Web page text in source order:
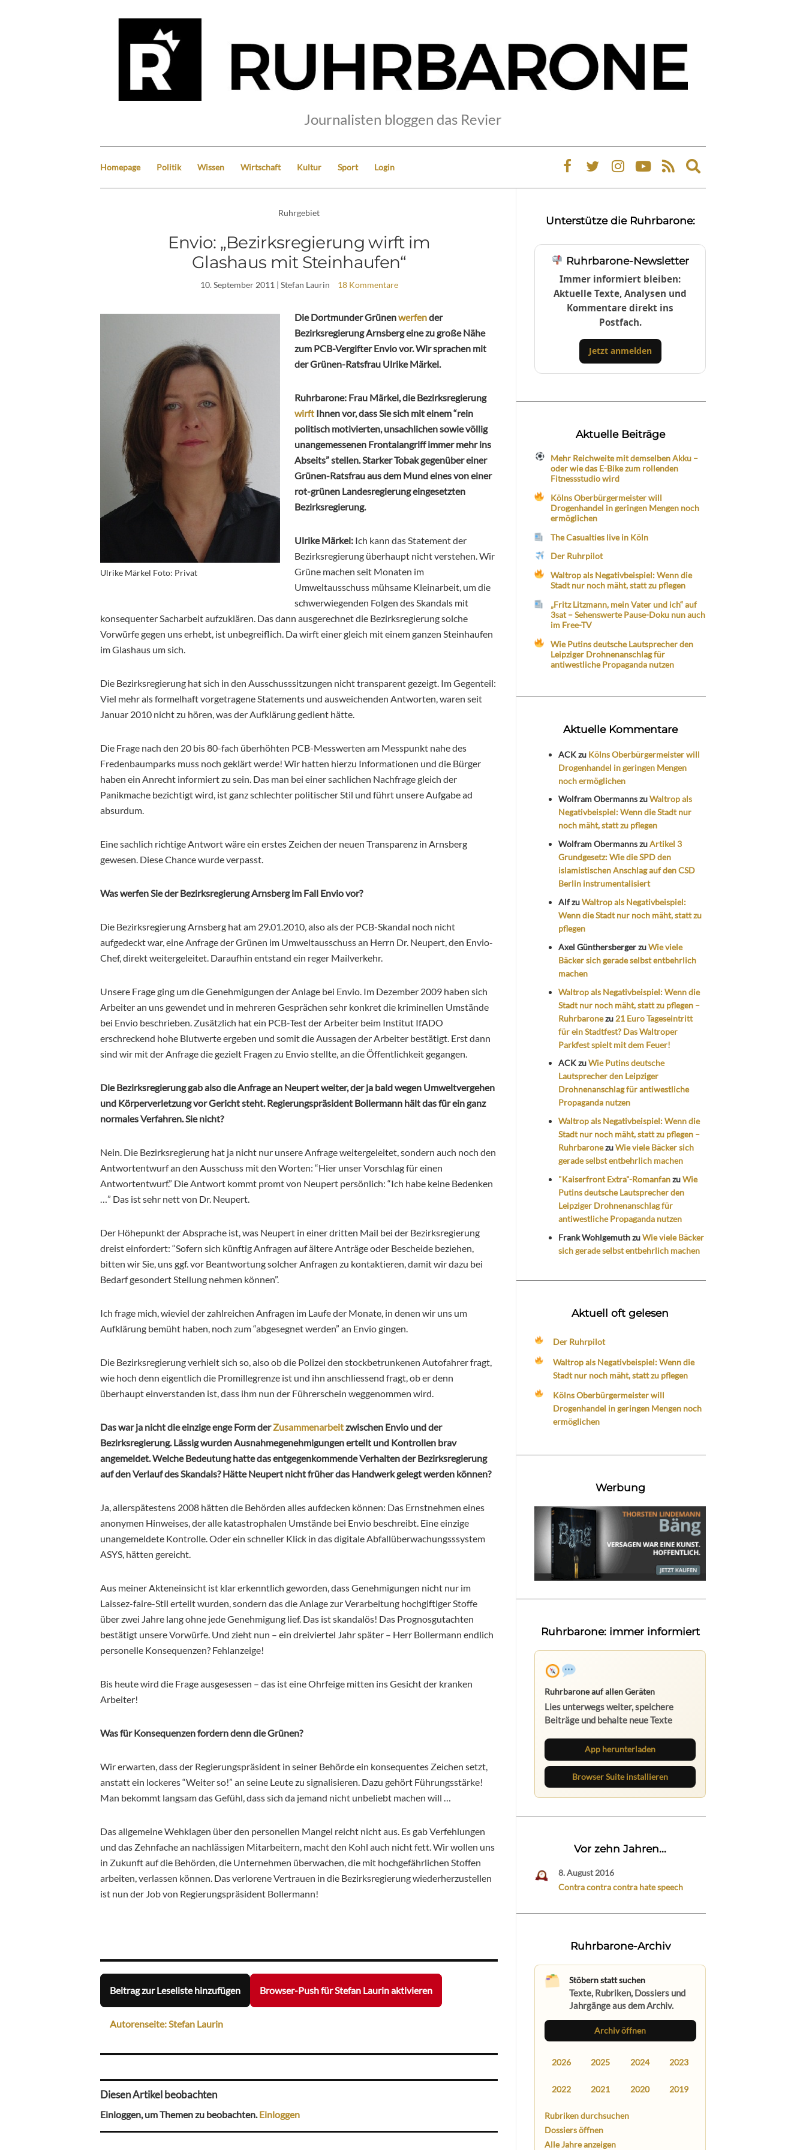
Journalisten bloggen das Revier
Homepage Politik Wissen Wirtschaft Kultur Sport Login
Expand
search
Ruhrgebiet
Envio: „Bezirksregierung wirft im
Glashaus mit Steinhaufen“
10. September 2011 | Stefan Laurin 18 Kommentare
Ulrike Märkel Foto: Privat
Die Dortmunder Grünenwerfender
Bezirksregierung Arnsberg eine zu große Nähe
zum PCB-Vergifter Envio vor. Wir sprachen mit
der Grünen-Ratsfrau Ulrike Märkel.
Ruhrbarone: Frau Märkel, die Bezirksregierung
wirft Ihnen vor, dass Sie sich mit einem “rein
politisch motivierten, unsachlichen sowie völlig
unangemessenen Frontalangriff immer mehr ins
Abseits” stellen. Starker Tobak gegenüber einer
Grünen-Ratsfrau aus dem Mund eines von einer
rot-grünen Landesregierung eingesetzten
Bezirksregierung.
Ulrike Märkel: Ich kann das Statement der
Bezirksregierung überhaupt nicht verstehen. Wir
Grüne machen seit Monaten im
Umweltausschuss mühsame Kleinarbeit, um die
schwerwiegenden Folgen des Skandals mit
konsequenter Sacharbeit aufzuklären. Das dann ausgerechnet die Bezirksregierung solche
Vorwürfe gegen uns erhebt, ist unbegreiflich. Da wirft einer gleich mit einem ganzen Steinhaufen
im Glashaus um sich.
Die Bezirksregierung hat sich in den Ausschusssitzungen nicht transparent gezeigt. Im Gegenteil:
Viel mehr als formelhaft vorgetragene Statements und ausweichenden Antworten, waren seit
Januar 2010 nicht zu hören, was der Aufklärung gedient hätte.
Die Frage nach den 20 bis 80-fach überhöhten PCB-Messwerten am Messpunkt nahe des
Fredenbaumparks muss noch geklärt werde! Wir hatten hierzu Informationen und die Bürger
haben ein Anrecht informiert zu sein. Das man bei einer sachlichen Nachfrage gleich der
Panikmache bezichtigt wird, ist ganz schlechter politischer Stil und führt unsere Aufgabe ad
absurdum.
Eine sachlich richtige Antwort wäre ein erstes Zeichen der neuen Transparenz in Arnsberg
gewesen. Diese Chance wurde verpasst.
Was werfen Sie der Bezirksregierung Arnsberg im Fall Envio vor?
Die Bezirksregierung Arnsberg hat am 29.01.2010, also als der PCB-Skandal noch nicht
aufgedeckt war, eine Anfrage der Grünen im Umweltausschuss an Herrn Dr. Neupert, den Envio-
Chef, direkt weitergeleitet. Daraufhin entstand ein reger Mailverkehr.
Unsere Frage ging um die Genehmigungen der Anlage bei Envio. Im Dezember 2009 haben sich
Arbeiter an uns gewendet und in mehreren Gesprächen sehr konkret die kriminellen Umstände
bei Envio beschrieben. Zusätzlich hat ein PCB-Test der Arbeiter beim Institut IfADO
erschreckend hohe Blutwerte ergeben und somit die Aussagen der Arbeiter bestätigt. Erst dann
sind wir mit der Anfrage die gezielt Fragen zu Envio stellte, an die Öffentlichkeit gegangen.
Die Bezirksregierung gab also die Anfrage an Neupert weiter, der ja bald wegen Umweltvergehen
und Körperverletzung vor Gericht steht. Regierungspräsident Bollermann hält das für ein ganz
normales Verfahren. Sie nicht?
Nein. Die Bezirksregierung hat ja nicht nur unsere Anfrage weitergeleitet, sondern auch noch den
Antwortentwurf an den Ausschuss mit den Worten: “Hier unser Vorschlag für einen
Antwortentwurf.” Die Antwort kommt promt von Neupert persönlich: “Ich habe keine Bedenken
…” Das ist sehr nett von Dr. Neupert.
Der Höhepunkt der Absprache ist, was Neupert in einer dritten Mail bei der Bezirksregierung
dreist einfordert: “Sofern sich künftig Anfragen auf ältere Anträge oder Bescheide beziehen,
bitten wir Sie, uns ggf. vor Beantwortung solcher Anfragen zu kontaktieren, damit wir dazu bei
Bedarf gesondert Stellung nehmen können”.
Ich frage mich, wieviel der zahlreichen Anfragen im Laufe der Monate, in denen wir uns um
Aufklärung bemüht haben, noch zum “abgesegnet werden” an Envio gingen.
Die Bezirksregierung verhielt sich so, also ob die Polizei den stockbetrunkenen Autofahrer fragt,
wie hoch denn eigentlich die Promillegrenze ist und ihn anschliessend fragt, ob er denn
überhaupt einverstanden ist, dass ihm nun der Führerschein weggenommen wird.
Das war ja nicht die einzige enge Form derZusammenarbeitzwischen Envio und der
Bezirksregierung. Lässig wurden Ausnahmegenehmigungen erteilt und Kontrollen brav
angemeldet. Welche Bedeutung hatte das entgegenkommende Verhalten der Bezirksregierung
auf den Verlauf des Skandals? Hätte Neupert nicht früher das Handwerk gelegt werden können?
Ja, allerspätestens 2008 hätten die Behörden alles aufdecken können: Das Ernstnehmen eines
anonymen Hinweises, der alle katastrophalen Umstände bei Envio beschreibt. Eine einzige
unangemeldete Kontrolle. Oder ein schneller Klick in das digitale Abfallüberwachungsssystem
ASYS, hätten gereicht.
Aus meiner Akteneinsicht ist klar erkenntlich geworden, dass Genehmigungen nicht nur im
Laissez-faire-Stil erteilt wurden, sondern das die Anlage zur Verarbeitung hochgiftiger Stoffe
über zwei Jahre lang ohne jede Genehmigung lief. Das ist skandalös! Das Prognosgutachten
bestätigt unsere Vorwürfe. Und zieht nun – ein dreiviertel Jahr später – Herr Bollermann endlich
personelle Konsequenzen? Fehlanzeige!
Bis heute wird die Frage ausgesessen – das ist eine Ohrfeige mitten ins Gesicht der kranken
Arbeiter!
Was für Konsequenzen fordern denn die Grünen?
Wir erwarten, dass der Regierungspräsident in seiner Behörde ein konsequentes Zeichen setzt,
anstatt ein lockeres “Weiter so!” an seine Leute zu signalisieren. Dazu gehört Führungsstärke!
Man bekommt langsam das Gefühl, dass sich da jemand nicht unbeliebt machen will …
Das allgemeine Wehklagen über den personellen Mangel reicht nicht aus. Es gab Verfehlungen
und das Zehnfache an nachlässigen Mitarbeitern, macht den Kohl auch nicht fett. Wir wollen uns
in Zukunft auf die Behörden, die Unternehmen überwachen, die mit hochgefährlichen Stoffen
arbeiten, verlassen können. Das verlorene Vertrauen in die Bezirksregierung wiederherzustellen
ist nun der Job von Regierungspräsident Bollermann!
Beitrag zur Leseliste hinzufügen Browser-Push für Stefan Laurin aktivieren
Autorenseite: Stefan Laurin
Diesen Artikel beobachten
Einloggen, um Themen zu beobachten.Einloggen
Unterstütze die Ruhrbarone:
Ruhrbarone-Newsletter
Immer informiert bleiben:
Aktuelle Texte, Analysen und
Kommentare direkt ins
Postfach.
Jetzt anmelden
Aktuelle Beiträge
Mehr Reichweite mit demselben Akku –
oder wie das E-Bike zum rollenden
Fitnessstudio wird
Kölns Oberbürgermeister will
Drogenhandel in geringen Mengen noch
ermöglichen
The Casualties live in Köln
Der Ruhrpilot
Waltrop als Negativbeispiel: Wenn die
Stadt nur noch mäht, statt zu pflegen
„Fritz Litzmann, mein Vater und ich“ auf
3sat – Sehenswerte Pause-Doku nun auch
im Free-TV
Wie Putins deutsche Lautsprecher den
Leipziger Drohnenanschlag für
antiwestliche Propaganda nutzen
Aktuelle Kommentare
ACKzu Kölns Oberbürgermeister will
Drogenhandel in geringen Mengen
noch ermöglichen
Wolfram ObermannszuWaltrop als
Negativbeispiel: Wenn die Stadt nur
noch mäht, statt zu pflegen
Wolfram ObermannszuArtikel 3
Grundgesetz: Wie die SPD den
islamistischen Anschlag auf den CSD
Berlin instrumentalisiert
AlfzuWaltrop als Negativbeispiel:
Wenn die Stadt nur noch mäht, statt zu
pflegen
Axel GünthersbergerzuWie viele
Bäcker sich gerade selbst entbehrlich
machen
Waltrop als Negativbeispiel: Wenn die
Stadt nur noch mäht, statt zu pflegen –
Ruhrbaronezu 21 Euro Tageseintritt
für ein Stadtfest? Das Waltroper
Parkfest spielt mit dem Feuer!
ACKzuWie Putins deutsche
Lautsprecher den Leipziger
Drohnenanschlag für antiwestliche
Propaganda nutzen
Waltrop als Negativbeispiel: Wenn die
Stadt nur noch mäht, statt zu pflegen –
RuhrbaronezuWie viele Bäcker sich
gerade selbst entbehrlich machen
"Kaiserfront Extra"-RomanfanzuWie
Putins deutsche Lautsprecher den
Leipziger Drohnenanschlag für
antiwestliche Propaganda nutzen
Frank WohlgemuthzuWie viele Bäcker
sich gerade selbst entbehrlich machen
Aktuell oft gelesen
Der Ruhrpilot
Waltrop als Negativbeispiel: Wenn die
Stadt nur noch mäht, statt zu pflegen
Kölns Oberbürgermeister will
Drogenhandel in geringen Mengen noch
ermöglichen
Werbung
Ruhrbarone: immer informiert
Ruhrbarone auf allen Geräten
Lies unterwegs weiter, speichere
Beiträge und behalte neue Texte
App herunterladen
Browser Suite installieren
Vor zehn Jahren...
8. August 2016
Contra contra contra hate speech
Ruhrbarone-Archiv
Stöbern statt suchen
Texte, Rubriken, Dossiers und
Jahrgänge aus dem Archiv.
Archiv öffnen
2026 2025 2024 2023
2022 2021 2020 2019
Rubriken durchsuchen
Dossiers öffnen
Alle Jahre anzeigen